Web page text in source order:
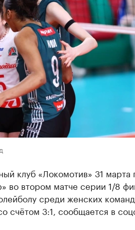
клуб «Локомотив» 31 марта
во втором матче серии 1/8
среди женских
счётом 3:1, сообщается в